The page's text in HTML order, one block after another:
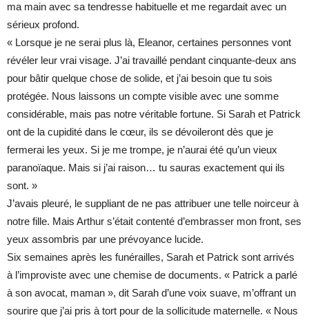
ma main avec sa tendresse habituelle et me regardait avec un
sérieux profond.
« Lorsque je ne serai plus là, Eleanor, certaines personnes vont
révéler leur vrai visage. J’ai travaillé pendant cinquante-deux ans
pour bâtir quelque chose de solide, et j’ai besoin que tu sois
protégée. Nous laissons un compte visible avec une somme
considérable, mais pas notre véritable fortune. Si Sarah et Patrick
ont de la cupidité dans le cœur, ils se dévoileront dès que je
fermerai les yeux. Si je me trompe, je n’aurai été qu’un vieux
paranoïaque. Mais si j’ai raison… tu sauras exactement qui ils
sont. »
J’avais pleuré, le suppliant de ne pas attribuer une telle noirceur à
notre fille. Mais Arthur s’était contenté d’embrasser mon front, ses
yeux assombris par une prévoyance lucide.
Six semaines après les funérailles, Sarah et Patrick sont arrivés
à l’improviste avec une chemise de documents. « Patrick a parlé
à son avocat, maman », dit Sarah d’une voix suave, m’offrant un
sourire que j’ai pris à tort pour de la sollicitude maternelle. « Nous